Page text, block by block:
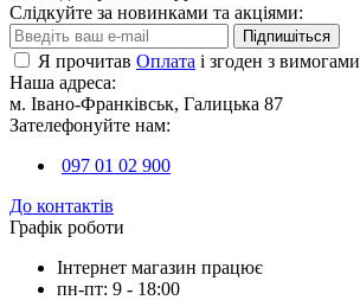
Слідкуйте за новинками та акціями:
Підпишіться
Я прочитав Оплата і згоден з вимогами
Наша адреса:
м. Івано-Франківськ, Галицька 87
Зателефонуйте нам:
097 01 02 900
До контактів
Графік роботи
Інтернет магазин працює
пн-пт: 9 - 18:00